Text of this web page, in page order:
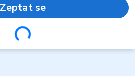
Zeptat se
Loading...